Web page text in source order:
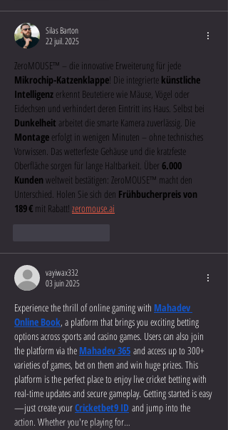
Silas Barton
22 juil. 2025
ZeroMOUSE™ – die innovative Erweiterung für jede
Mikrochip-Katzenklappe! Die integrierte künstliche
Intelligenz erkennt Beutetiere wie Mäuse, Vögel oder
Eidechsen und verhindert deren Eintritt ins Haus. Selbst bei
Dunkelheit arbeitet die smarte Kamera zuverlässig. Die
Montage erfolgt in wenigen Minuten – ohne technisches
Vorwissen. Das wetterfeste Gehäuse und die kratzfeste
Oberfläche sorgen für lange Haltbarkeit. Über 6.000
Kunden weltweit bestätigen: ZeroMOUSE™ macht den
Unterschied. Holen Sie sich den Frühbucherpreis von
189 € mit Rabatt! zeromouse.ai
vayiwax332
03 juin 2025
Experience the thrill of online gaming with Mahadev
Online Book, a platform that brings you exciting betting
options across sports and casino games. Users can also join
the platform via the Mahadev 365 and access up to 300+
varieties of games, bet on them and win huge prizes. This
platform is the perfect place to enjoy live cricket betting with
real-time updates and secure gameplay. Getting started is easy
—just create your Cricketbet9 ID and jump into the
action. Whether you're playing for…